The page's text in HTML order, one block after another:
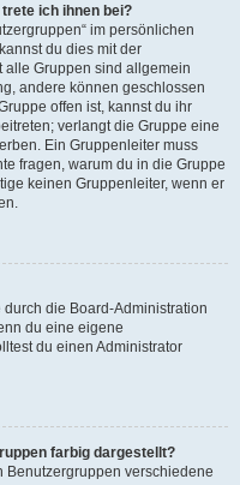
ich ihnen bei?
im persönlichen
du dies mit der
alle Gruppen sind allgemein
andere können geschlossen
offen ist, kannst du ihr
verlangt die Gruppe eine
Ein Gruppenleiter muss
fragen, warum du in die Gruppe
keinen Gruppenleiter, wenn er
die Board-Administration
du eine eigene
du einen Administrator
farbig dargestellt?
Benutzergruppen verschiedene